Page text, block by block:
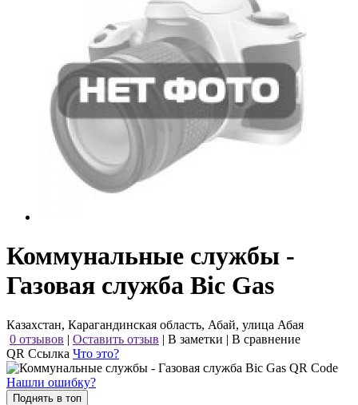
Коммунальные службы -
Газовая служба Bic Gas
Казахстан, Карагандинская область, Абай, улица Абая
0 отзывов | Оставить отзыв | В заметки | В сравнение
QR Ссылка Что это?
Нашли ошибку?
Поднять в топ